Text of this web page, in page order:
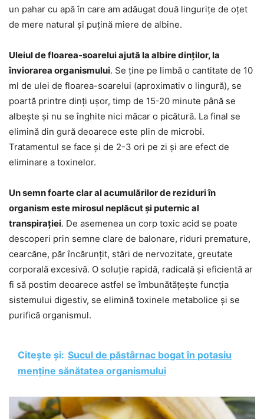
un pahar cu apă în care am adăugat două lingurițe de oțet
de mere natural și puțină miere de albine.
Uleiul de floarea-soarelui ajută la albire dinților, la
înviorarea organismului. Se ține pe limbă o cantitate de 10
ml de ulei de floarea-soarelui (aproximativ o lingură), se
poartă printre dinți ușor, timp de 15-20 minute până se
albește și nu se înghite nici măcar o picătură. La final se
elimină din gură deoarece este plin de microbi.
Tratamentul se face și de 2-3 ori pe zi și are efect de
eliminare a toxinelor.
Un semn foarte clar al acumulărilor de reziduri în
organism este mirosul neplăcut și puternic al
transpirației. De asemenea un corp toxic acid se poate
descoperi prin semne clare de balonare, riduri premature,
cearcăne, păr încărunțit, stări de nervozitate, greutate
corporală excesivă. O soluție rapidă, radicală și eficientă ar
fi să postim deoarece astfel se îmbunătățește funcția
sistemului digestiv, se elimină toxinele metabolice și se
purifică organismul.
Citește și: Sucul de păstârnac bogat în potasiu
menține sănătatea organismului